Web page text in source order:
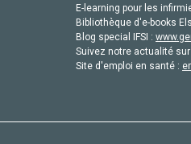
E-learning pour les
Bibliothèque d'e-books
Blog special IFSI :
Suivez notre actualité
Site d'emploi en santé :